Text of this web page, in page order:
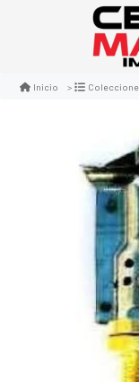
Inicio